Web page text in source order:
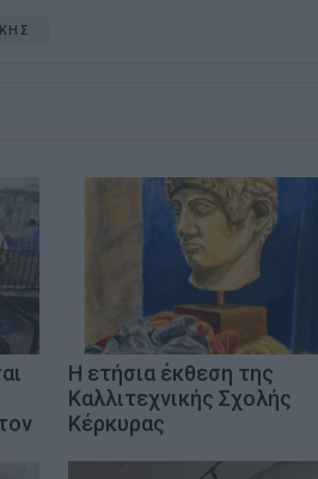
Η ετήσια έκθεση της
Καλλιτεχνικής Σχολής
Κέρκυρας